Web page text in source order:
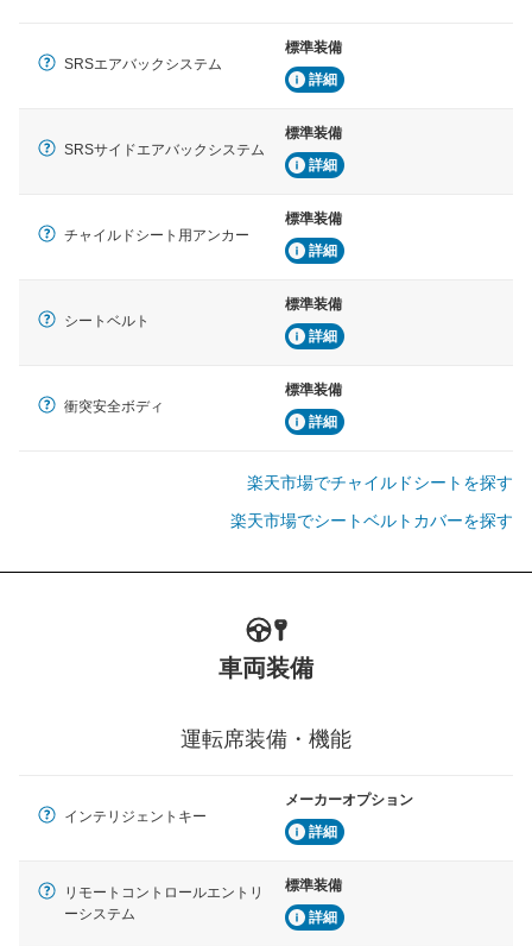
SRSエアバックシステム
標準装備
詳細
SRSサイドエアバックシステム
標準装備
詳細
チャイルドシート用アンカー
標準装備
詳細
シートベルト
標準装備
詳細
衝突安全ボディ
標準装備
詳細
楽天市場でチャイルドシートを探す
楽天市場でシートベルトカバーを探す
車両装備
運転席装備・機能
インテリジェントキー
メーカーオプション
詳細
リモートコントロールエントリ
ーシステム
標準装備
詳細